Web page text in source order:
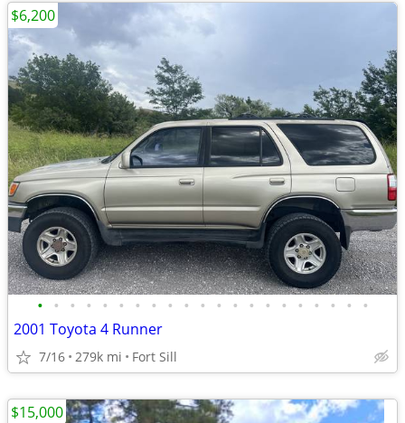
• • • • • • • • • • • • • • • • • • • • •
2001 Toyota 4 Runner
7/16 279k mi Fort Sill
$6,200
$15,000